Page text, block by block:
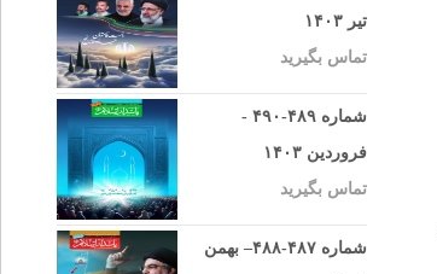
تیر ۱۴۰۳
تماس بگیرید
شماره ۴۸۹-۴۹۰ -
فروردین ۱۴۰۳
تماس بگیرید
شماره ۴۸۷-۴۸۸– بهمن